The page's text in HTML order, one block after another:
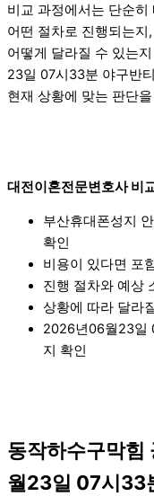
비교 과정에서는 단순
어떤 절차로 진행되는
어떻게 달라질 수 있는
23일 07시33분 야구반
현재 상황에 맞는 판단
대전이혼전문변호사
부산휴대폰성지
확인
비용이 있다면 포
진행 절차와 예상
상황에 따라 달라
2026년06월23일
지 확인
동작하수구막
월23일 07시33